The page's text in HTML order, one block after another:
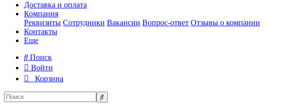
Доставка и оплата
Компания
Реквизиты Сотрудники Вакансии Вопрос-ответ Отзывы о компании
Контакты
Еще
Поиск
Войти
Корзина